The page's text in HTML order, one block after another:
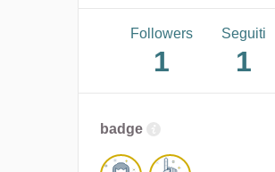
Followers
1
Seguiti
1
badge